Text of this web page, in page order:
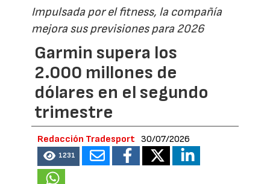
Impulsada por el fitness, la compañía
mejora sus previsiones para 2026
Garmin supera los
2.000 millones de
dólares en el segundo
trimestre
Redacción Tradesport 30/07/2026
1231